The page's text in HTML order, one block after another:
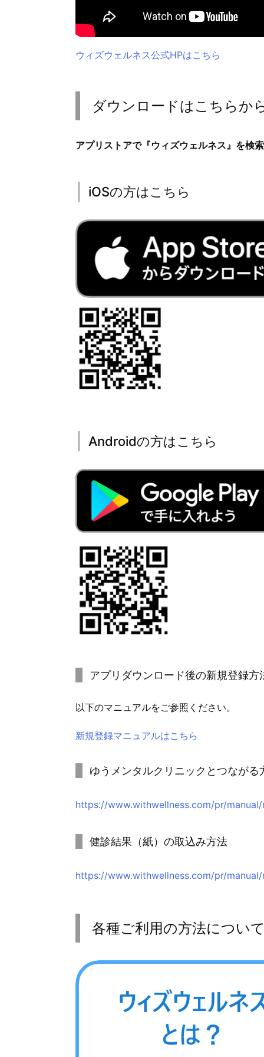
ウィズウェルネス公式HPはこちら
ダウンロードはこちらか
アプリストアで『ウィズウェルネス』を検索
iOSの方はこちら
Androidの方はこちら
アプリダウンロード後の新規登録方
以下のマニュアルをご参照ください。
新規登録マニュアルはこちら
ゆうメンタルクリニックとつながる
https://www.withwellness.com/pr/manual/
健診結果（紙）の取込み方法
https://www.withwellness.com/pr/manual/
各種ご利用の方法につい